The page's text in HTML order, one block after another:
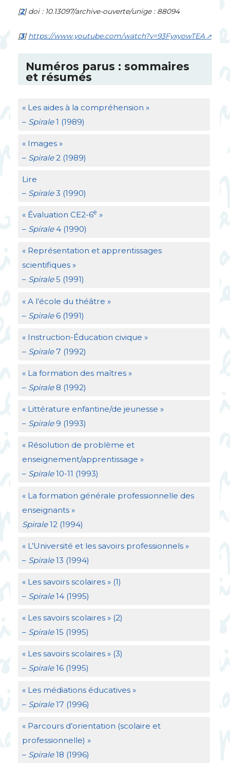
[2]doi : 10.13097/archive-ouverte/unige : 88094
[3]https://www.youtube.com/watch?v=93FyxyowTEA
Numéros parus : sommaires
et résumés
« Les aides à la compréhension »
– Spirale1 (1989)
« Images »
– Spirale2 (1989)
Lire
– Spirale3 (1990)
« Évaluation CE2-6e »
– Spirale4 (1990)
« Représentation et apprentissages
scientifiques »
– Spirale5 (1991)
« A l’école du théâtre »
– Spirale6 (1991)
« Instruction-Éducation civique »
– Spirale7 (1992)
« La formation des maîtres »
– Spirale8 (1992)
« Littérature enfantine/de jeunesse »
– Spirale9 (1993)
« Résolution de problème et
enseignement/apprentissage »
– Spirale10-11 (1993)
« La formation générale professionnelle des
enseignants »
Spirale12 (1994)
« L’Université et les savoirs professionnels »
– Spirale13 (1994)
« Les savoirs scolaires » (1)
– Spirale14 (1995)
« Les savoirs scolaires » (2)
– Spirale15 (1995)
« Les savoirs scolaires » (3)
– Spirale16 (1995)
« Les médiations éducatives »
– Spirale17 (1996)
« Parcours d’orientation (scolaire et
professionnelle) »
– Spirale18 (1996)